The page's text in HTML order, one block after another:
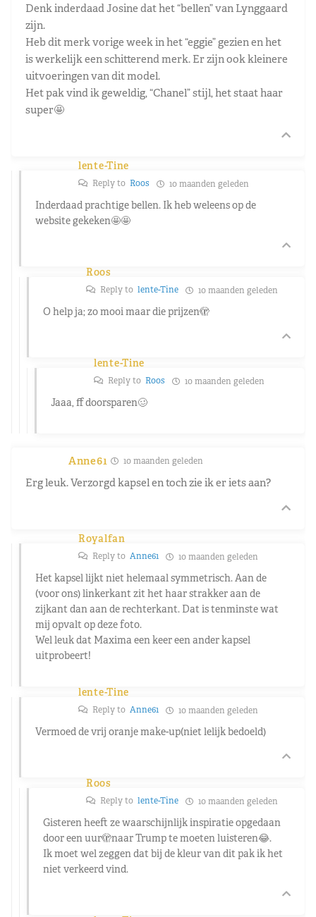
Denk inderdaad Josine dat het “bellen” van Lynggaard
zijn.
Heb dit merk vorige week in het “eggie” gezien en het
is werkelijk een schitterend merk. Er zijn ook kleinere
uitvoeringen van dit model.
Het pak vind ik geweldig, “Chanel” stijl, het staat haar
super🤩
lente-Tine
Reply to Roos 10 maanden geleden
Inderdaad prachtige bellen. Ik heb weleens op de
website gekeken🤩🤩
Roos
Reply to lente-Tine 10 maanden geleden
O help ja; zo mooi maar die prijzen🫣
lente-Tine
Reply to Roos 10 maanden geleden
Jaaa, ff doorsparen🥴
Anne61 10 maanden geleden
Erg leuk. Verzorgd kapsel en toch zie ik er iets aan?
Royalfan
Reply to Anne61 10 maanden geleden
Het kapsel lijkt niet helemaal symmetrisch. Aan de
(voor ons) linkerkant zit het haar strakker aan de
zijkant dan aan de rechterkant. Dat is tenminste wat
mij opvalt op deze foto.
Wel leuk dat Maxima een keer een ander kapsel
uitprobeert!
lente-Tine
Reply to Anne61 10 maanden geleden
Vermoed de vrij oranje make-up(niet lelijk bedoeld)
Roos
Reply to lente-Tine 10 maanden geleden
Gisteren heeft ze waarschijnlijk inspiratie opgedaan
door een uur🫣naar Trump te moeten luisteren😂.
Ik moet wel zeggen dat bij de kleur van dit pak ik het
niet verkeerd vind.